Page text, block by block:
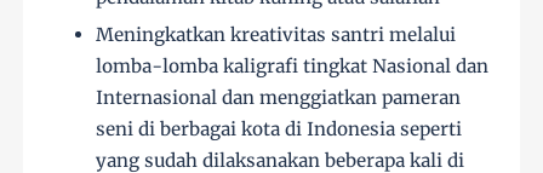
Meningkatkan kreativitas santri melalui
lomba-lomba kaligrafi tingkat Nasional dan
Internasional dan menggiatkan pameran
seni di berbagai kota di Indonesia seperti
yang sudah dilaksanakan beberapa kali di